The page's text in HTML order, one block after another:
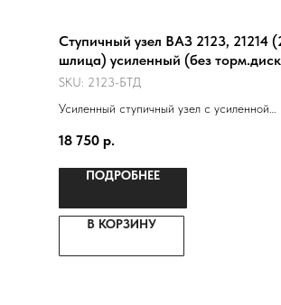
Ступичный узел ВАЗ 2123, 21214
шлица) усиленный (без
к-т на машину
SKU: 2123-БТД
Усиленный ступичный узел с усиленной
грузовика "Ивеко"
18 750 р.
ПОДРОБНЕЕ
В КОРЗИНУ